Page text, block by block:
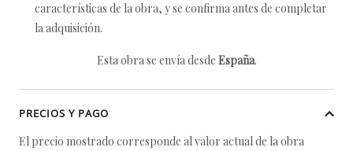
características de la obra, y se confirma antes de completar
la adquisición.
Esta obra se envía desde España.
PRECIOS Y PAGO
El precio mostrado corresponde al valor actual de la obra